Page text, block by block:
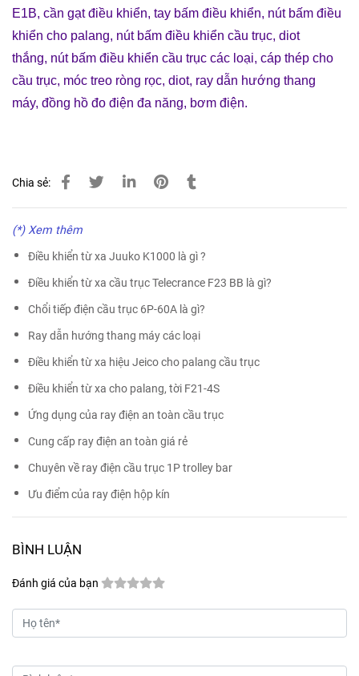
E1B, cần gạt điều khiển, tay bấm điều khiển, nút bấm điều
khiển cho palang, nút bấm điều khiển cầu trục, diot
thắng, nút bấm điều khiển cầu trục các loại, cáp thép cho
cầu trục, móc treo ròng rọc, diot, ray dẫn hướng thang
máy, đồng hồ đo điện đa năng, bơm điện.
Chia sẻ:
(*) Xem thêm
Điều khiển từ xa Juuko K1000 là gì ?
Điều khiển từ xa cầu trục Telecrance F23 BB là gì?
Chổi tiếp điện cầu trục 6P-60A là gì?
Ray dẫn hướng thang máy các loại
Điều khiển từ xa hiệu Jeico cho palang cầu trục
Điều khiển từ xa cho palang, tời F21-4S
Ứng dụng của ray điện an toàn cầu trục
Cung cấp ray điện an toàn giá rẻ
Chuyên về ray điện cầu trục 1P trolley bar
Ưu điểm của ray điện hộp kín
BÌNH LUẬN
Đánh giá của bạn